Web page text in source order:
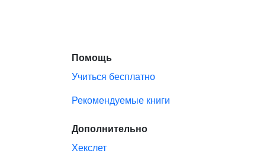
Помощь
Учиться бесплатно
Рекомендуемые книги
Дополнительно
Хекслет